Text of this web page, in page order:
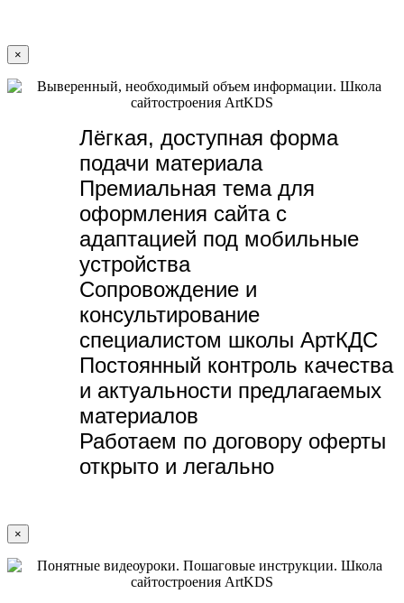
×
Лёгкая, доступная форма
подачи материала
Премиальная тема для
оформления сайта с
адаптацией под мобильные
устройства
Сопровождение и
консультирование
специалистом школы АртКДС
Постоянный контроль качества
и актуальности предлагаемых
материалов
Работаем по договору оферты
открыто и легально
×